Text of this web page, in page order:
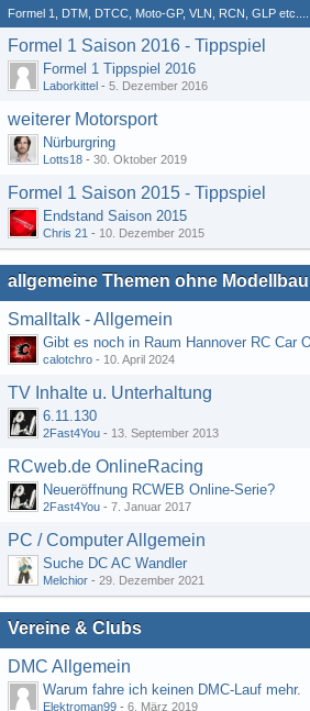
Formel 1, DTM, DTCC, Moto-GP, VLN, RCN, GLP etc......
Formel 1 Saison 2016 - Tippspiel
Formel 1 Tippspiel 2016
Laborkittel - 5. Dezember 2016
weiterer Motorsport
Nürburgring
Lotts18 - 30. Oktober 2019
Formel 1 Saison 2015 - Tippspiel
Endstand Saison 2015
Chris 21 - 10. Dezember 2015
allgemeine Themen ohne Modellbau
Smalltalk - Allgemein
calotchro - 10. April 2024
TV Inhalte u. Unterhaltung
6.11.130
2Fast4You - 13. September 2013
RCweb.de OnlineRacing
Neueröffnung RCWEB Online-Serie?
2Fast4You - 7. Januar 2017
PC / Computer Allgemein
Suche DC AC Wandler
Melchior - 29. Dezember 2021
Vereine & Clubs
DMC Allgemein
Warum fahre ich keinen DMC-Lauf mehr.
Elektroman99 - 6. März 2019